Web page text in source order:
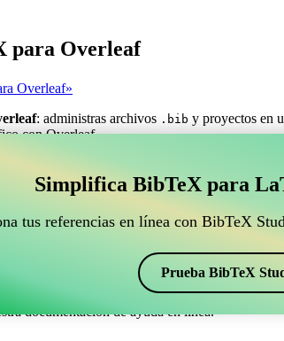
para Overleaf
Overleaf»
: administras archivos .bib y proyectos en
con Overleaf.
gestionar tus referencias BibTeX que
para gestionar tus referencias BibTeX que se
citas y bibliografía en Overleaf,
de Overleaf.
estilos, incluyendo dtk. Así que si
documentación de ayuda en línea.
Simplifica BibTeX para
tus referencias en línea con BibTeX
Prueba BibTeX